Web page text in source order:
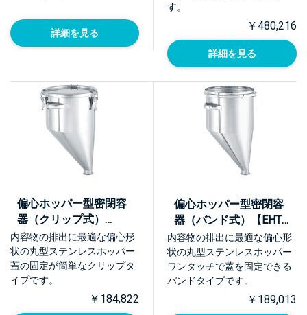
詳細を見る
す。
￥480,216
詳細を見る
偏心ホッパー型密閉容
器（クリップ式）
【EHT-CTH】
内容物の排出に最適な偏心形
状の丸型ステンレスホッパー
蓋の固定が簡単なクリップタ
イプです。
￥184,822
偏心ホッパー型密閉容
器（バンド式）【EHT-
CTL】
内容物の排出に最適な偏心形
状の丸型ステンレスホッパー
ワンタッチで蓋を固定できる
バンドタイプです。
￥189,013